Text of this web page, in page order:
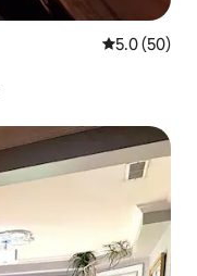
レビュー50
5.0 (50)